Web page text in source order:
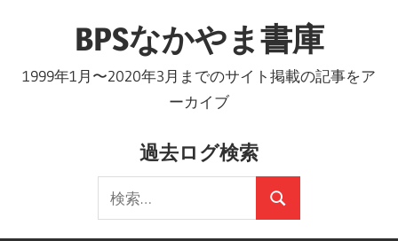
BPSなかやま書庫
1999年1月〜2020年3月までのサイト掲載の記事をア
ーカイブ
過去ログ検索
索:
検
索